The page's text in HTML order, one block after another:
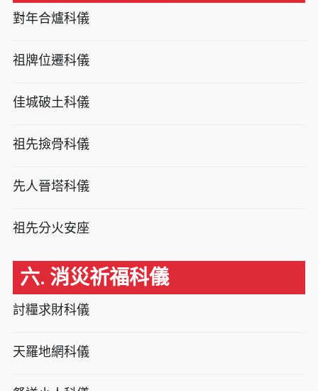
對年合爐科儀
祖牌位遷科儀
佳城破土科儀
祖先撿骨科儀
先人晉塔科儀
祖先分火安座
六. 消災祈福科儀
討糧求財科儀
天羅地網科儀